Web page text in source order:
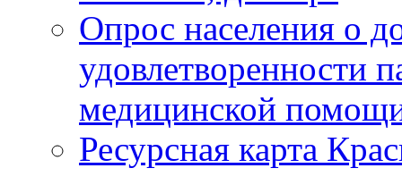
Опрос населения о
удовлетворенности
медицинской
Ресурсная карта